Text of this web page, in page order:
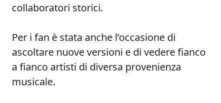
collaboratori storici.
Per i fan è stata anche l’occasione di
ascoltare nuove versioni e di vedere fianco
a fianco artisti di diversa provenienza
musicale.